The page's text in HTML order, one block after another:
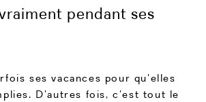
pendant ses
ses vacances pour qu’elles
D’autres fois, c’est tout le